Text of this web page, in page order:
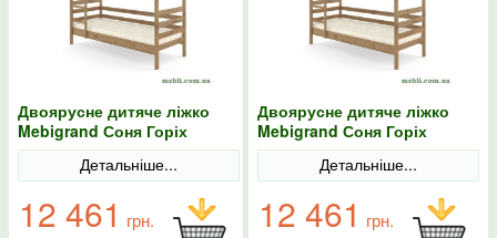
Двоярусне дитяче ліжко
Mebigrand Соня Горіх
світлий 70х200
Детальніше...
12 461 грн.
Двоярусне дитяче ліжко
Mebigrand Соня Горіх
світлий 70х190
Детальніше...
12 461 грн.